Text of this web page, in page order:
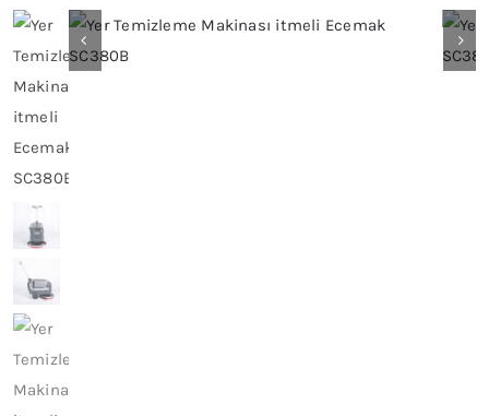
Katalog
İletişim